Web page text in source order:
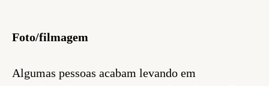
Foto/filmagem
Algumas pessoas acabam levando em